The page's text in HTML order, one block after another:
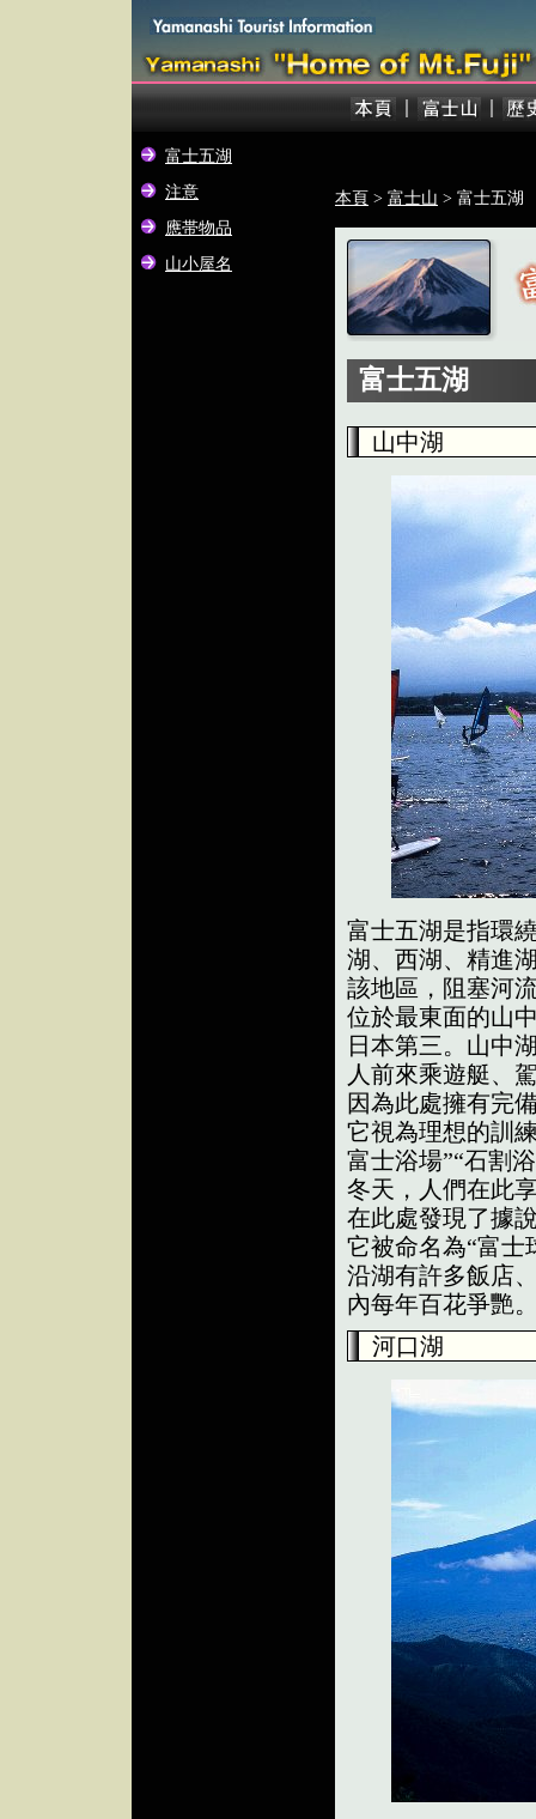
富士五湖
注意
應帯物品
山小屋名
本頁 > 富士山 > 富士五湖
富士五湖
山中湖
富士五湖是指環
湖、西湖、精進
該地區，阻塞河
位於最東面的山
日本第三。山中
人前來乘遊艇、
因為此處擁有完
它視為理想的訓
富士浴場”“石割
冬天，人們在此
在此處發現了據
它被命名為“富士
沿湖有許多飯店
內每年百花爭艷
河口湖